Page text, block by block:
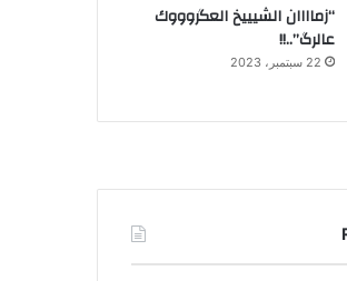
“زماااان الشيييخ العگروووك
عالرگ”..!!
22 سبتمبر، 2023